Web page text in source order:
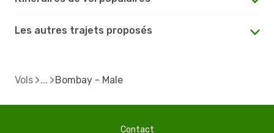
Les autres trajets proposés
Vols Bombay - Male
Contact